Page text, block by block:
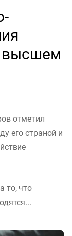
высшем
отметил
его страной и
то, что